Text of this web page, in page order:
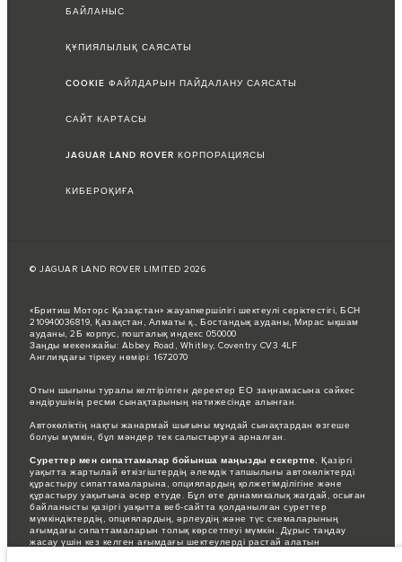
БАЙЛАНЫС
ҚҰПИЯЛЫЛЫҚ САЯСАТЫ
COOKIE ФАЙЛДАРЫН ПАЙДАЛАНУ САЯСАТЫ
САЙТ КАРТАСЫ
JAGUAR LAND ROVER КОРПОРАЦИЯСЫ
КИБЕРОҚИҒА
© JAGUAR LAND ROVER LIMITED 2026
«Бритиш Моторс Қазақстан» жауапкершілігі шектеулі серіктестігі, БСН
210940036819, Қазақстан, Алматы қ., Бостандық ауданы, Мирас ықшам
ауданы, 2Б корпус, пошталық индекс 050000
Заңды мекенжайы: Abbey Road, Whitley, Coventry CV3 4LF
Англиядағы тіркеу нөмірі: 1672070
Отын шығыны туралы келтірілген деректер ЕО заңнамасына сәйкес
өндірушінің ресми сынақтарының нәтижесінде алынған.
Автокөліктің нақты жанармай шығыны мұндай сынақтардан өзгеше
болуы мүмкін, бұл мәндер тек салыстыруға арналған.
Суреттер мен сипаттамалар бойынша маңызды ескертпе. Қазіргі
уақытта жартылай өткізгіштердің әлемдік тапшылығы автокөліктерді
құрастыру сипаттамаларына, опциялардың қолжетімділігіне және
құрастыру уақытына әсер етуде. Бұл өте динамикалық жағдай, осыған
байланысты қазіргі уақытта веб-сайтта қолданылған суреттер
мүмкіндіктердің, опциялардың, әрлеудің және түс схемаларының
ағымдағы сипаттамаларын толық көрсетпеуі мүмкін. Дұрыс таңдау
жасау үшін кез келген ағымдағы шектеулерді растай алатын